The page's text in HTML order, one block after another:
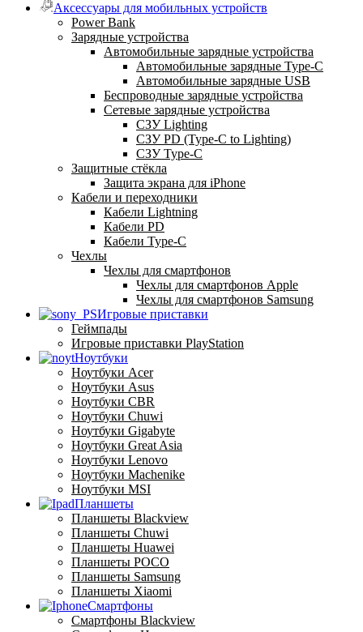
Аксессуары для мобильных устройств
Power Bank
Зарядные устройства
Автомобильные зарядные устройства
Автомобильные зарядные Type-C
Автомобильные зарядные USB
Беспроводные зарядные устройства
Сетевые зарядные устройства
СЗУ Lighting
СЗУ PD (Type-C to Lighting)
СЗУ Type-C
Защитные стёкла
Защита экрана для iPhone
Кабели и переходники
Кабели Lightning
Кабели PD
Кабели Type-C
Чехлы
Чехлы для смартфонов
Чехлы для смартфонов Apple
Чехлы для смартфонов Samsung
Игровые приставки
Геймпады
Игровые приставки PlayStation
Ноутбуки
Ноутбуки Acer
Ноутбуки Asus
Ноутбуки CBR
Ноутбуки Chuwi
Ноутбуки Gigabyte
Ноутбуки Great Asia
Ноутбуки Lenovo
Ноутбуки Machenike
Ноутбуки MSI
Планшеты
Планшеты Blackview
Планшеты Chuwi
Планшеты Huawei
Планшеты POCO
Планшеты Samsung
Планшеты Xiaomi
Смартфоны
Смартфоны Blackview